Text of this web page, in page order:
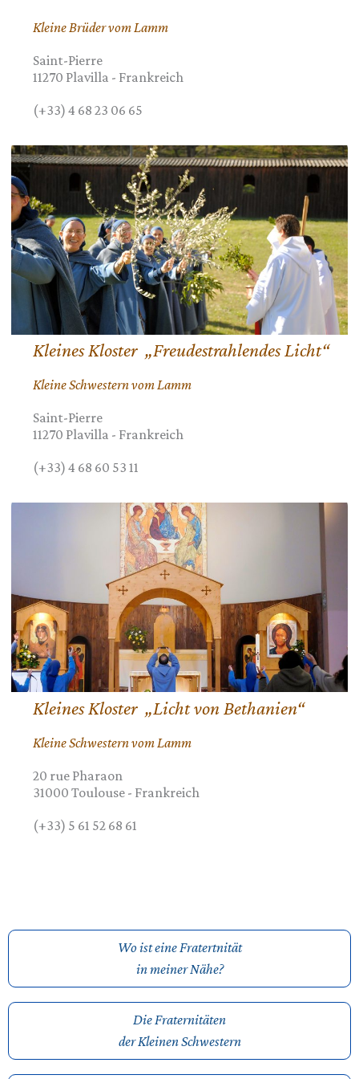
Kleine Brüder vom Lamm
Saint-Pierre
11270 Plavilla - Frankreich
(+33) 4 68 23 06 65
Kleines Kloster „Freudestrahlendes Licht“
Kleine Schwestern vom Lamm
Saint-Pierre
11270 Plavilla - Frankreich
(+33) 4 68 60 53 11
Kleines Kloster „Licht von Bethanien“
Kleine Schwestern vom Lamm
20 rue Pharaon
31000 Toulouse - Frankreich
(+33) 5 61 52 68 61
Wo ist eine Fratertnität
in meiner Nähe?
Die Fraternitäten
der Kleinen Schwestern